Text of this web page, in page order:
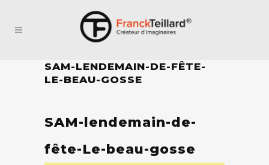
SAM-LENDEMAIN-DE-FÊTE-
LE-BEAU-GOSSE
SAM-lendemain-de-
fête-Le-beau-gosse